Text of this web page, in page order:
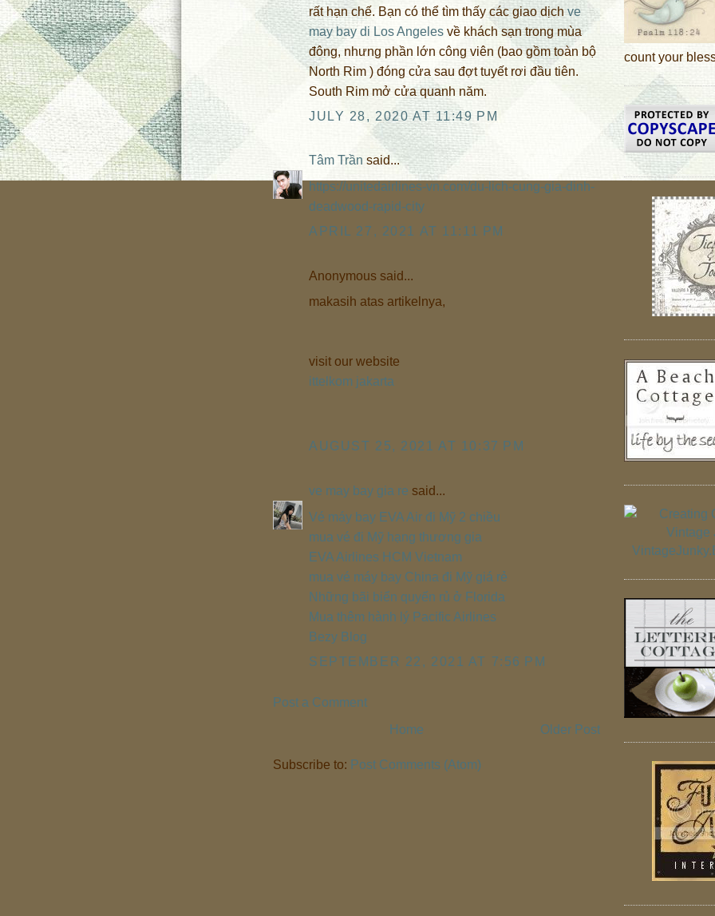
rất hạn chế. Bạn có thể tìm thấy các giao dịch ve
may bay di Los Angeles về khách sạn trong mùa
đông, nhưng phần lớn công viên (bao gồm toàn bộ
North Rim ) đóng cửa sau đợt tuyết rơi đầu tiên.
South Rim mở cửa quanh năm.
JULY 28, 2020 AT 11:49 PM
Tâm Trần said...
https://unitedairlines-vn.com/du-lich-cung-gia-dinh-
deadwood-rapid-city
APRIL 27, 2021 AT 11:11 PM
Anonymous said...
makasih atas artikelnya,
visit our website
ittelkom jakarta
AUGUST 25, 2021 AT 10:37 PM
ve may bay gia re said...
Vé máy bay EVA Air đi Mỹ 2 chiều
mua vé đi Mỹ hạng thương gia
EVA Airlines HCM Vietnam
mua vé máy bay China đi Mỹ giá rẻ
Những bãi biển quyến rủ ở Florida
Mua thêm hành lý Pacific Airlines
Bezy Blog
SEPTEMBER 22, 2021 AT 7:56 PM
Post a Comment
Older Post
Home
Subscribe to: Post Comments (Atom)
count your